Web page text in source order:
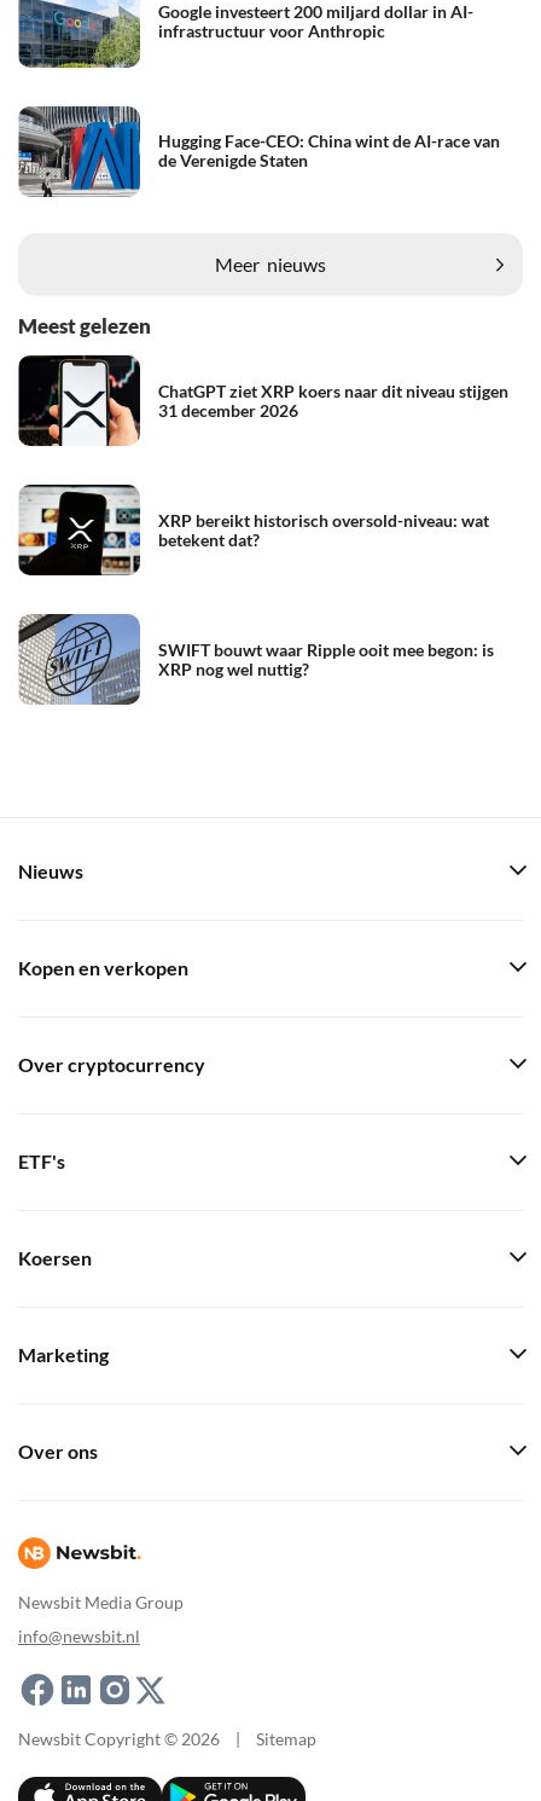
Google investeert 200 miljard dollar in AI-
infrastructuur voor Anthropic
Hugging Face-CEO: China wint de AI-race van
de Verenigde Staten
Meer nieuws
Meest gelezen
ChatGPT ziet XRP koers naar dit niveau stijgen
31 december 2026
XRP bereikt historisch oversold-niveau: wat
betekent dat?
SWIFT bouwt waar Ripple ooit mee begon: is
XRP nog wel nuttig?
Newsbit Media Group
info@newsbit.nl
Nieuws
Kopen en verkopen
Over cryptocurrency
ETF's
Koersen
Marketing
Over ons
Newsbit Copyright © 2026 | Sitemap